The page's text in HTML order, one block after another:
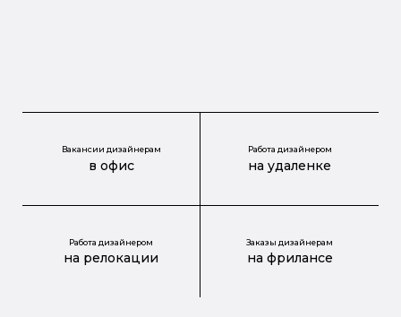
Вакансии дизайнерам
в офис
Работа дизайнером
на удаленке
Работа дизайнером
на релокации
Заказы дизайнерам
на фрилансе